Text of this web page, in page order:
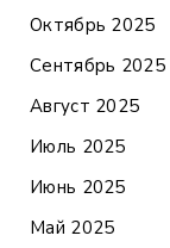
Октябрь 2025
Сентябрь 2025
Август 2025
Июль 2025
Июнь 2025
Май 2025